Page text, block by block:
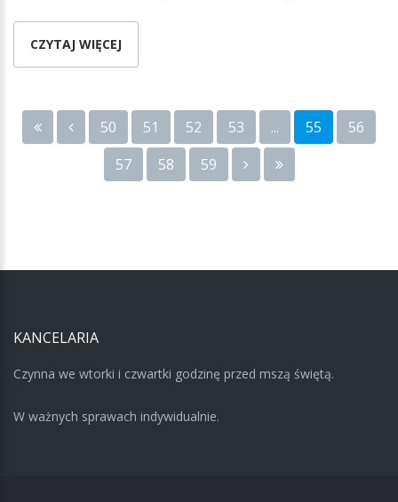
CZYTAJ WIĘCEJ
50 51 52 53 ... 55
56
57
58 59
KANCELARIA
Czynna we wtorki i czwartki godzinę przed mszą świętą.
W ważnych sprawach indywidualnie.